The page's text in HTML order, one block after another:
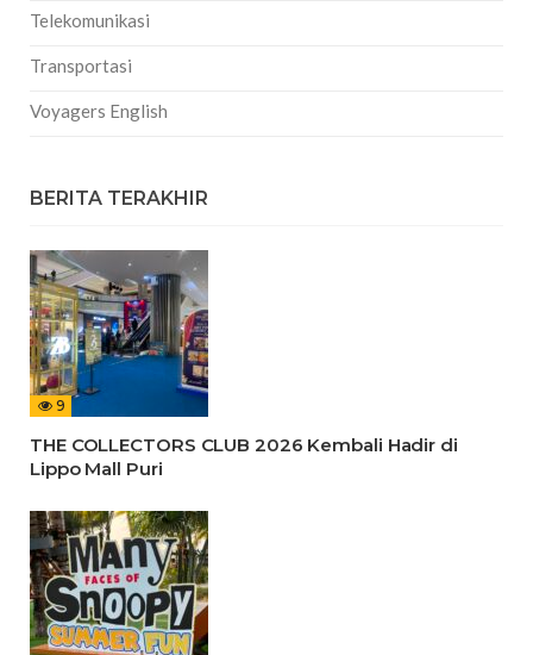
Telekomunikasi
Transportasi
Voyagers English
BERITA TERAKHIR
9
THE COLLECTORS CLUB 2026 Kembali Hadir di
Lippo Mall Puri